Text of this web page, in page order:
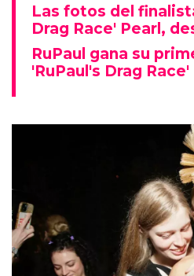
Las fotos del
Drag Race' Pearl,
RuPaul gana su
'RuPaul's Drag Race'